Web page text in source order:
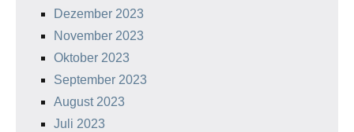
Dezember 2023
November 2023
Oktober 2023
September 2023
August 2023
Juli 2023